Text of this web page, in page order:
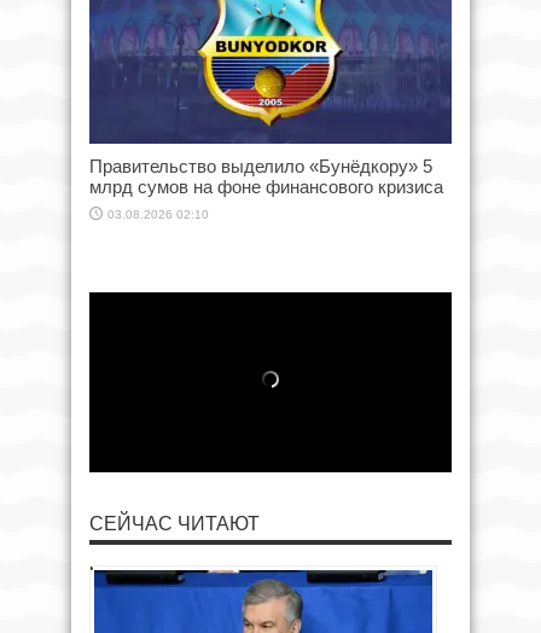
Правительство выделило «Бунёдкору» 5
млрд сумов на фоне финансового кризиса
03.08.2026 02:10
СЕЙЧАС ЧИТАЮТ